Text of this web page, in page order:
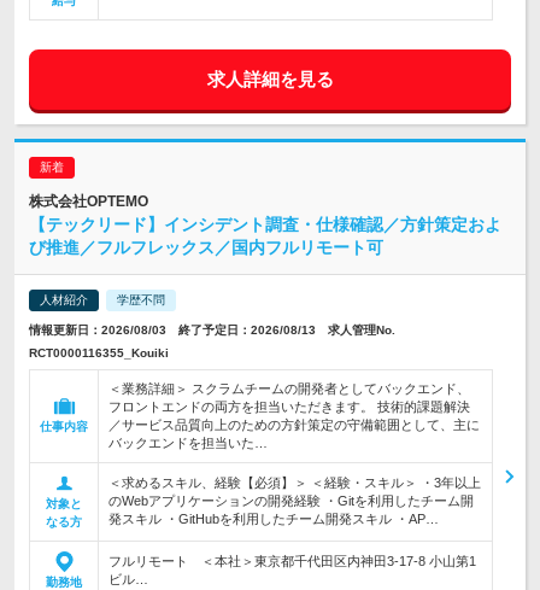
求人詳細を見る
株式会社OPTEMO
【テックリード】インシデント調査・仕様確認／方針策定およ
び推進／フルフレックス／国内フルリモート可
人材紹介 学歴不問
情報更新日：2026/08/03 終了予定日：2026/08/13 求人管理No.
RCT0000116355_Kouiki
仕事内容
＜業務詳細＞ スクラムチームの開発者としてバックエンド、
フロントエンドの両方を担当いただきます。 技術的課題解決
／サービス品質向上のための方針策定の守備範囲として、主に
バックエンドを担当いた…
対象と
なる方
＜求めるスキル、経験【必須】＞ ＜経験・スキル＞ ・3年以上
のWebアプリケーションの開発経験 ・Gitを利用したチーム開
発スキル ・GitHubを利用したチーム開発スキル ・AP…
勤務地
フルリモート ＜本社＞東京都千代田区内神田3-17-8 小山第1
ビル…